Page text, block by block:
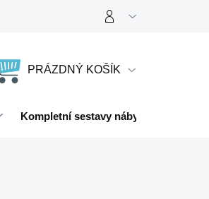
NÁKUPNÍ
PRÁZDNÝ KOŠÍK
Kompletní sestavy nábytku